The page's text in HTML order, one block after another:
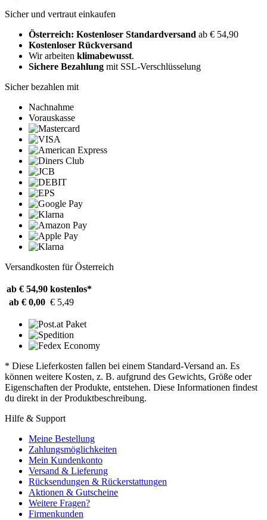
Sicher und vertraut einkaufen
Österreich: Kostenloser Standardversand ab € 54,90
Kostenloser Rückversand
Wir arbeiten klimabewusst.
Sichere Bezahlung mit SSL-Verschlüsselung
Sicher bezahlen mit
Nachnahme
Vorauskasse
Versandkosten für Österreich
ab € 54,90 kostenlos*
ab € 0,00 € 5,49
* Diese Lieferkosten fallen bei einem Standard-Versand an. Es
können weitere Kosten, z. B. aufgrund des Gewichts, Größe oder
Eigenschaften der Produkte, entstehen. Diese Informationen findest
du direkt in der Produktbeschreibung.
Hilfe & Support
Meine Bestellung
Zahlungsmöglichkeiten
Mein Kundenkonto
Versand & Lieferung
Rücksendungen & Rückerstattungen
Aktionen & Gutscheine
Weitere Fragen?
Firmenkunden